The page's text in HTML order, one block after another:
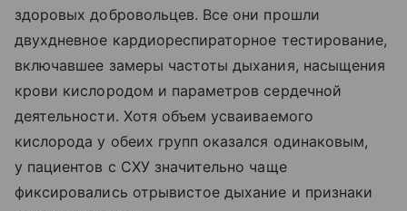
здоровых добровольцев. Все они прошли
двухдневное кардиореспираторное тестирование,
включавшее замеры частоты дыхания, насыщения
крови кислородом и параметров сердечной
деятельности. Хотя объем усваиваемого
кислорода у обеих групп оказался одинаковым,
у пациентов с СХУ значительно чаще
фиксировались отрывистое дыхание и признаки